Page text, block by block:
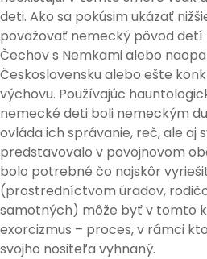
deti. Ako sa pokúsim ukázať
považovať nemecký pôvod
Čechov s Nemkami alebo
Československu alebo ešte
výchovu. Používajúc
nemecké deti boli nemeckým
ovláda ich správanie, reč, ale aj
predstavovalo v povojnovom
bolo potrebné čo najskôr
(prostredníctvom úradov,
samotných) môže byť v tomto
exorcizmus – proces, v rámci
svojho nositeľa vyhnaný.